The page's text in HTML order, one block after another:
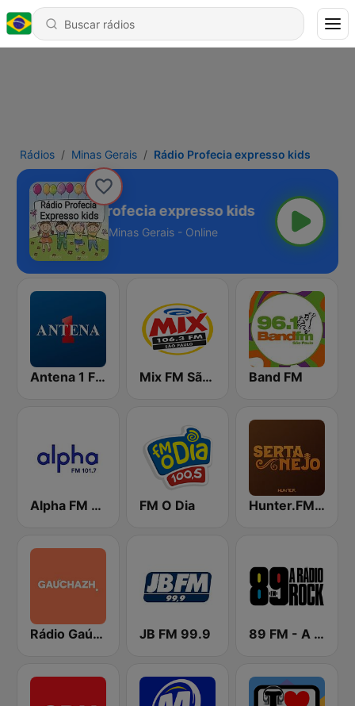
Rádios Minas Gerais Rádio Profecia expresso kids
Rádio Profecia expresso kids
Minas Gerais - Online
Antena 1 FM Mix FM São Paulo Band FM
Alpha FM 101.7 FM O Dia Hunter.FM - Sertanejo
Rádio Gaúcha ZH JB FM 99.9 89 FM - A Rádio Rock